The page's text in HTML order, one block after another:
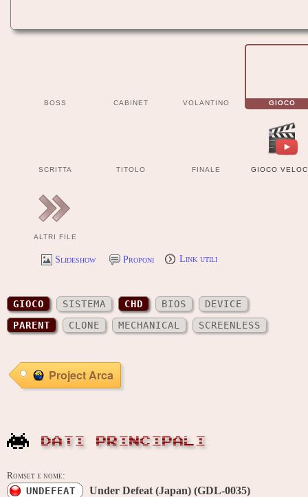
BOSS CABINET VOLANTINO GIOCO
SCRITTA TITOLO FINALE GIOCO
ALTRI FILE
Slideshow Proponi Link utili
GIOCO SISTEMA CHD BIOS
DEVICE
PARENT
CLONE MECHANICAL SCREENLESS
Project Arca
DATI PRINCIPALI
Romset e nome:
UNDEFEAT Under Defeat (Japan) (GDL-0035)